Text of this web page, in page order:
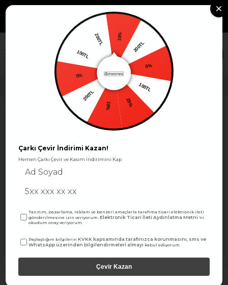
Whatsapp Sipariş: +90 530
463 39 10
799TL VE ÜZERİ KARGO
ÜCRETSİZ!
Sipariş
Bisiklet yaka erkek bebek pijama takımı - Charamela
10%
200TL
5%
100TL
25%
10%
200TL
5%
100TL
200TL
Çarkı Çevir İndirimi Kazan!
Hemen Çarkı Çevir ve Kasım İndirimini Kap
Tanıtım, pazarlama, reklam ve benzeri amaçlarla tarafıma ticari elektronik ileti
gönderilmesine izin veriyorum.Elektronik Ticari İleti Aydınlatma Metni 'ni
okudum onay veriyorum.
Paylaştığım bilgilerinKVKK kapsamında tarafınızca korunmasını, sms ve
WhatsApp üzerinden bilgilendirmeleri almayı kabul ediyorum.
Çevir Kazan